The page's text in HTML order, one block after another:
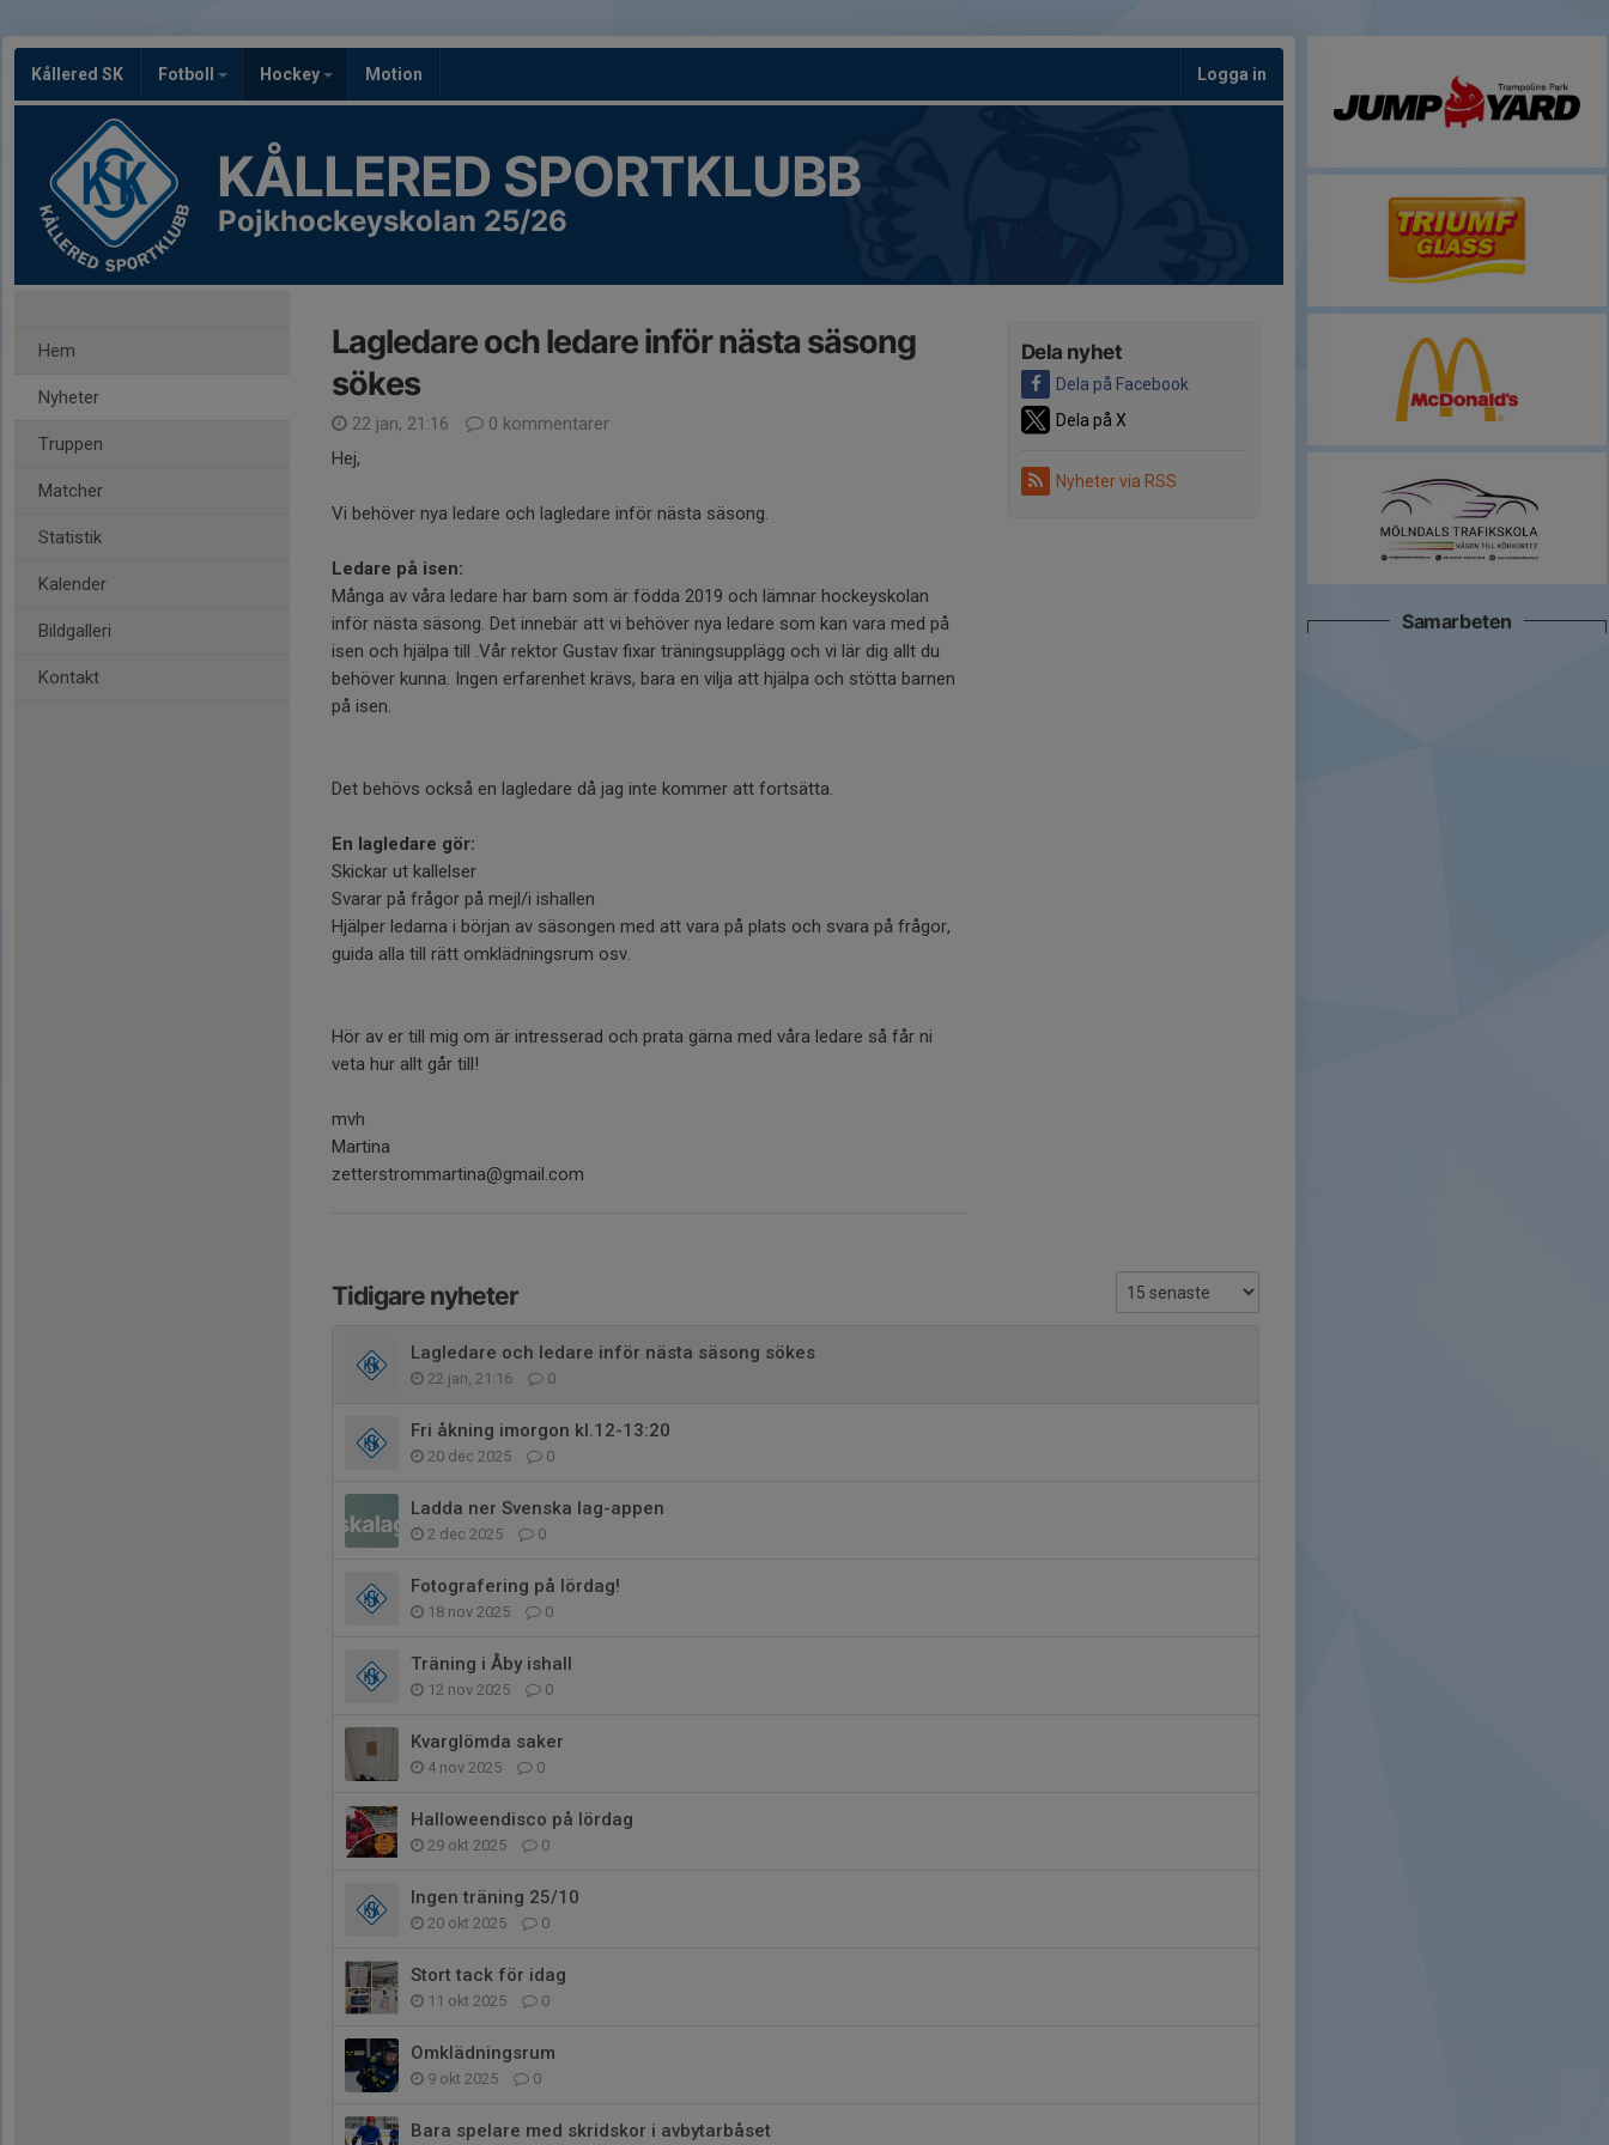
Kållered SK Fotboll Hockey Motion Logga in
KÅLLERED SPORTKLUBB
Pojkhockeyskolan 25/26
Hem
Nyheter
Truppen
Matcher
Statistik
Kalender
Bildgalleri
Kontakt
Dela nyhet
Dela på Facebook
Dela på X
Nyheter via RSS
Lagledare och ledare inför nästa säsong
sökes
22 jan, 21:16
0 kommentarer
Hej,
Vi behöver nya ledare och lagledare inför nästa säsong.
Ledare på isen:
Många av våra ledare har barn som är födda 2019 och lämnar hockeyskolan
inför nästa säsong. Det innebär att vi behöver nya ledare som kan vara med på
isen och hjälpa till .Vår rektor Gustav fixar träningsupplägg och vi lär dig allt du
behöver kunna. Ingen erfarenhet krävs, bara en vilja att hjälpa och stötta barnen
på isen.
Det behövs också en lagledare då jag inte kommer att fortsätta.
En lagledare gör:
Skickar ut kallelser
Svarar på frågor på mejl/i ishallen
Hjälper ledarna i början av säsongen med att vara på plats och svara på frågor,
guida alla till rätt omklädningsrum osv.
Hör av er till mig om är intresserad och prata gärna med våra ledare så får ni
veta hur allt går till!
mvh
Martina
zetterstrommartina@gmail.com
Tidigare nyheter
Lagledare och ledare inför nästa säsong sökes
22 jan, 21:16 0
Fri åkning imorgon kl.12-13:20
20 dec 2025 0
Ladda ner Svenska lag-appen
2 dec 2025 0
Fotografering på lördag!
18 nov 2025 0
Träning i Åby ishall
12 nov 2025 0
Kvarglömda saker
4 nov 2025 0
Halloweendisco på lördag
29 okt 2025 0
Ingen träning 25/10
20 okt 2025 0
Stort tack för idag
11 okt 2025 0
Omklädningsrum
9 okt 2025 0
Bara spelare med skridskor i avbytarbåset
Samarbeten